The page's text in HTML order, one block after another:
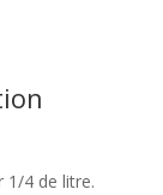
1/4 de litre.